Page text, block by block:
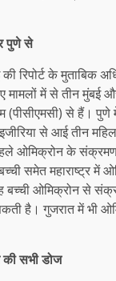
पुणे से
रिपोर्ट के मुताबिक
मामलों में से तीन मुंबई
(पीसीएमसी) से हैं। पुणे
से आई तीन
ओमिक्रोन के
समेत महाराष्ट्र में
बच्ची ओमिक्रोन से
है। गुजरात में भी
सभी डोज